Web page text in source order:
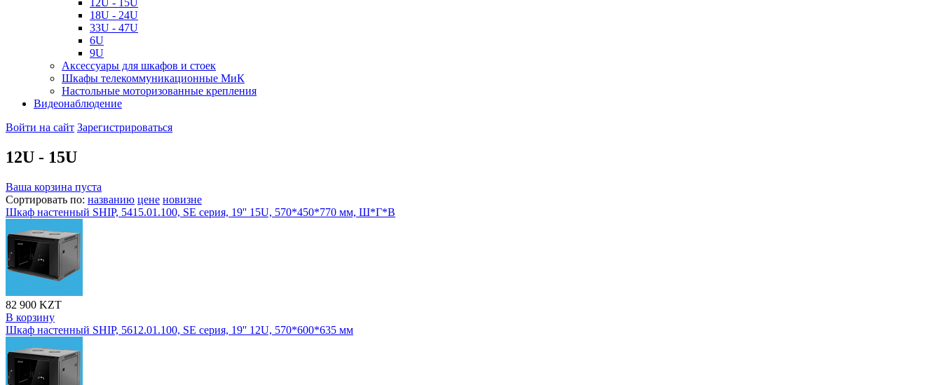
12U - 15U
18U - 24U
33U - 47U
6U
9U
Аксессуары для шкафов и стоек
Шкафы телекоммуникационные МиК
Настольные моторизованные крепления
Видеонаблюдение
Войти на сайт Зарегистрироваться
12U - 15U
Ваша корзина пуста
Сортировать по: названию цене новизне
Шкаф настенный SHIP, 5415.01.100, SE серия, 19'' 15U, 570*450*770 мм, Ш*Г*В
82 900 KZT
В корзину
Шкаф настенный SHIP, 5612.01.100, SE серия, 19'' 12U, 570*600*635 мм